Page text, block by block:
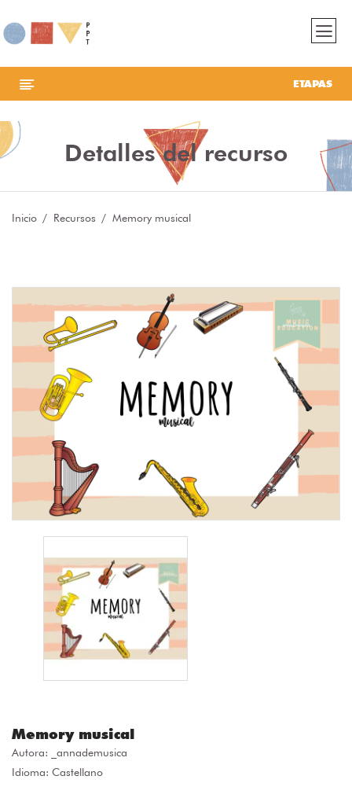
ETAPAS
Detalles del recurso
Inicio Recursos Memory musical
Memory musical
Autora:
_annademusica
Idioma: Castellano